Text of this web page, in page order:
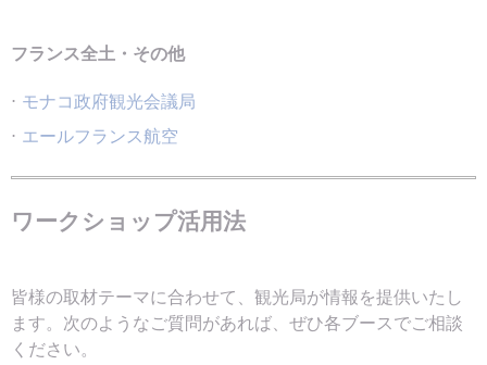
フランス全土・その他
· モナコ政府観光会議局
· エールフランス航空
ワークショップ活用法
皆様の取材テーマに合わせて、観光局が情報を提供いたし
ます。次のようなご質問があれば、ぜひ各ブースでご相談
ください。